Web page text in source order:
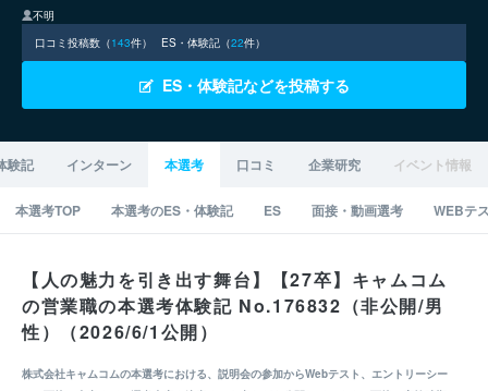
不明
口コミ投稿数（143件） ES・体験記（22件）
ES・体験記などを投稿する
験記 インターン 本選考 口コミ 企業研究 イベント情報
本選考TOP 本選考のES・体験記 ES 面接・動画選考 WEBテ
【人の魅力を引き出す舞台】【27卒】キャムコム
の営業職の本選考体験記 No.176832（非公開/男
性）（2026/6/1公開）
株式会社キャムコムの本選考における、説明会の参加からWebテスト、エントリーシー